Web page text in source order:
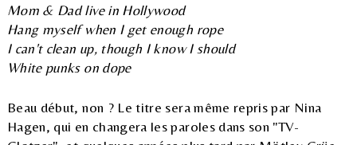
Mom & Dad live in Hollywood
Hang myself when I get enough rope
I can't clean up, though I know I should
White punks on dope
Beau début, non ? Le titre sera même repris par Nina
Hagen, qui en changera les paroles dans son "TV-